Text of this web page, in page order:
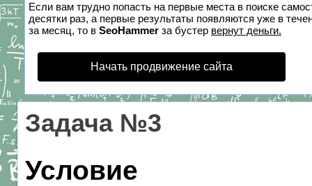
Если вам трудно попасть на первые места в поиске
десятки раз, а первые результаты появляются уже в
за месяц, то в SeoHammer за бустер вернут деньги.
Начать продвижение сайта
Задача №3
Условие